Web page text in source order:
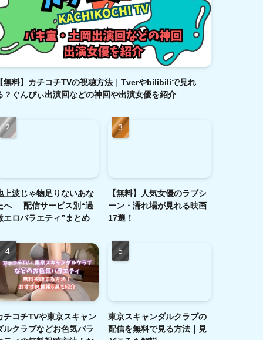
無料】カチコチTVの視聴方法｜Tverやbilibiliで見れ
？ぐんぴぃ出演回などの神回や出演女優を紹介
上波じゃ物足りないあな
へ──配信サービス別“過
エロバラエティ”まとめ
【無料】人気女優のラブシ
ーン・濡れ場が見れる映画
17選！
チコチTVや東京スキャン
ルクラブなどお色気バラ
東京スキャンダルクラブの
配信を無料で見る方法｜見